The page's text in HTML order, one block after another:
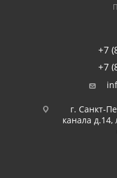
+7
+7
г. Санкт-
канала д.14,